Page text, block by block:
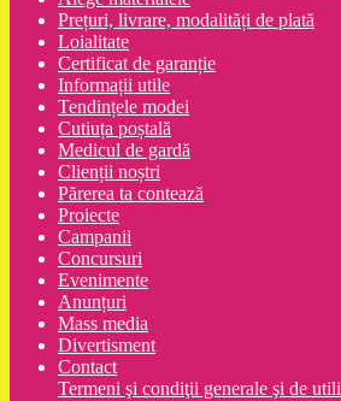
Prețuri, livrare, modalități de plată
Loialitate
Certificat de garanție
Informații utile
Tendințele modei
Cutiuța poștală
Medicul de gardă
Clienții noștri
Părerea ta contează
Proiecte
Campanii
Concursuri
Evenimente
Anunțuri
Mass media
Divertisment
Contact
Termeni şi condiţii generale şi de